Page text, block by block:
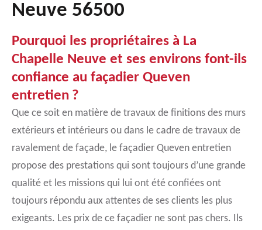
Neuve 56500
Pourquoi les propriétaires à La
Chapelle Neuve et ses environs font-ils
confiance au façadier Queven
entretien ?
Que ce soit en matière de travaux de finitions des murs
extérieurs et intérieurs ou dans le cadre de travaux de
ravalement de façade, le façadier Queven entretien
propose des prestations qui sont toujours d’une grande
qualité et les missions qui lui ont été confiées ont
toujours répondu aux attentes de ses clients les plus
exigeants. Les prix de ce façadier ne sont pas chers. Ils